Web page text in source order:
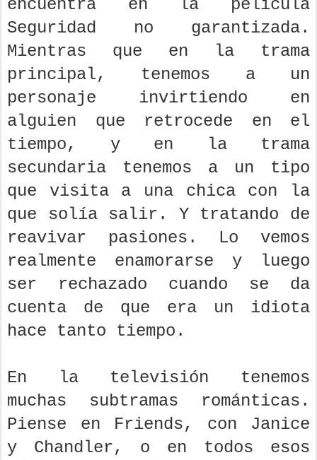
encuentra en la película
Seguridad no garantizada.
Mientras que en la trama
principal, tenemos a un
personaje invirtiendo en
alguien que retrocede en el
tiempo, y en la trama
secundaria tenemos a un tipo
que visita a una chica con la
que solía salir. Y tratando de
reavivar pasiones. Lo vemos
realmente enamorarse y luego
ser rechazado cuando se da
cuenta de que era un idiota
hace tanto tiempo.
En la televisión tenemos
muchas subtramas románticas.
Piense en Friends, con Janice
y Chandler, o en todos esos